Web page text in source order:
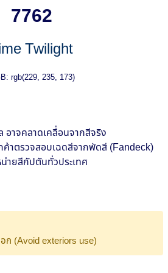
7762
Twilight
rgb(229, 235, 173)
าจคลาดเคลื่อนจากสีจริง
ค้าตรวจสอบเฉดสีจากพัดสี (Fandeck)
ายสีกัปตันทั่วประเทศ
ก (Avoid exteriors use)